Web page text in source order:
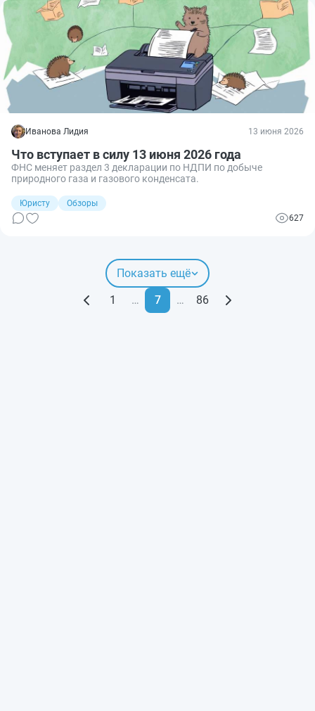
Иванова Лидия 13 июня 2026
Что вступает в силу 13 июня 2026 года
ФНС меняет раздел 3 декларации по НДПИ по добыче
природного газа и газового конденсата.
Юристу
Обзоры
627
Показать ещё
1 … 7 … 86